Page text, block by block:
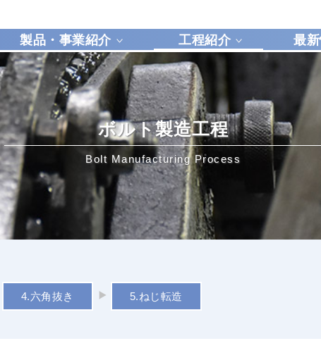
製品・事業紹介 工程紹介 最
ボルト製造工程
Bolt Manufacturing Process
4.六角抜き 5.ねじ転造